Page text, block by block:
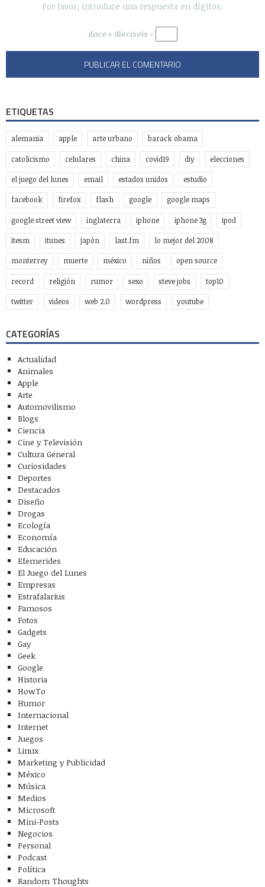
Por favor, introduce una respuesta en dígitos:
doce + dieciseis =
ETIQUETAS
alemania apple arte urbano barack obama
catolicismo celulares china covid19 diy elecciones
el juego del lunes email estados unidos estudio
facebook firefox flash google google maps
google street view inglaterra iphone iphone 3g ipod
itesm itunes japón last.fm lo mejor del 2008
monterrey muerte méxico niños open source
record religión rumor sexo steve jobs top10
twitter videos web 2.0 wordpress youtube
CATEGORÍAS
Actualidad
Animales
Apple
Arte
Automovilismo
Blogs
Ciencia
Cine y Televisión
Cultura General
Curiosidades
Deportes
Destacados
Diseño
Drogas
Ecología
Economía
Educación
Efemerides
El Juego del Lunes
Empresas
Estrafalarius
Famosos
Fotos
Gadgets
Gay
Geek
Google
Historia
HowTo
Humor
Internacional
Internet
Juegos
Linux
Marketing y Publicidad
México
Música
Medios
Microsoft
Mini-Posts
Negocios
Personal
Podcast
Política
Random Thoughts